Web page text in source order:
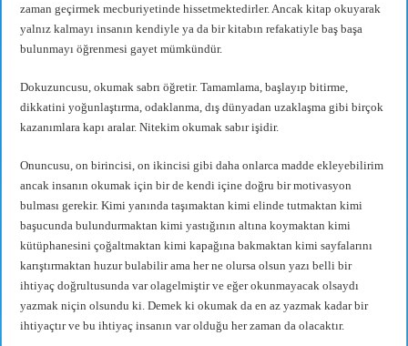
zaman geçirmek mecburiyetinde hissetmektedirler. Ancak kitap okuyarak
yalnız kalmayı insanın kendiyle ya da bir kitabın refakatiyle baş başa
bulunmayı öğrenmesi gayet mümkündür.
Dokuzuncusu, okumak sabrı öğretir. Tamamlama, başlayıp bitirme,
dikkatini yoğunlaştırma, odaklanma, dış dünyadan uzaklaşma gibi birçok
kazanımlara kapı aralar. Nitekim okumak sabır işidir.
Onuncusu, on birincisi, on ikincisi gibi daha onlarca madde ekleyebilirim
ancak insanın okumak için bir de kendi içine doğru bir motivasyon
bulması gerekir. Kimi yanında taşımaktan kimi elinde tutmaktan kimi
başucunda bulundurmaktan kimi yastığının altına koymaktan kimi
kütüphanesini çoğaltmaktan kimi kapağına bakmaktan kimi sayfalarını
karıştırmaktan huzur bulabilir ama her ne olursa olsun yazı belli bir
ihtiyaç doğrultusunda var olagelmiştir ve eğer okunmayacak olsaydı
yazmak niçin olsundu ki. Demek ki okumak da en az yazmak kadar bir
ihtiyaçtır ve bu ihtiyaç insanın var olduğu her zaman da olacaktır.